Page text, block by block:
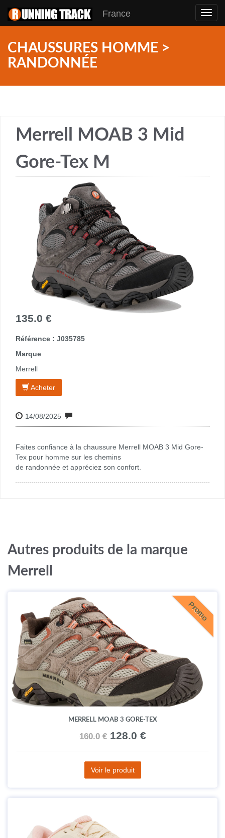
France
CHAUSSURES HOMME >
RANDONNÉE
Merrell MOAB 3 Mid
Gore-Tex M
135.0 €
Référence : J035785
Marque
Merrell
Acheter
14/08/2025
Faites confiance à la chaussure Merrell MOAB 3 Mid Gore-
Tex pour homme sur les chemins
de randonnée et appréciez son confort.
Autres produits de la marque
Merrell
Promo
MERRELL MOAB 3 GORE-TEX
160.0 €128.0 €
Voir le produit